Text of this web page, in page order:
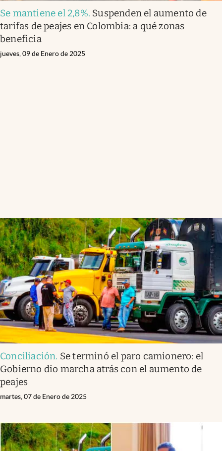
Se mantiene el 2,8%. Suspenden el aumento de
tarifas de peajes en Colombia: a qué zonas
beneficia
jueves, 09 de Enero de 2025
Conciliación. Se terminó el paro camionero: el
Gobierno dio marcha atrás con el aumento de
peajes
martes, 07 de Enero de 2025